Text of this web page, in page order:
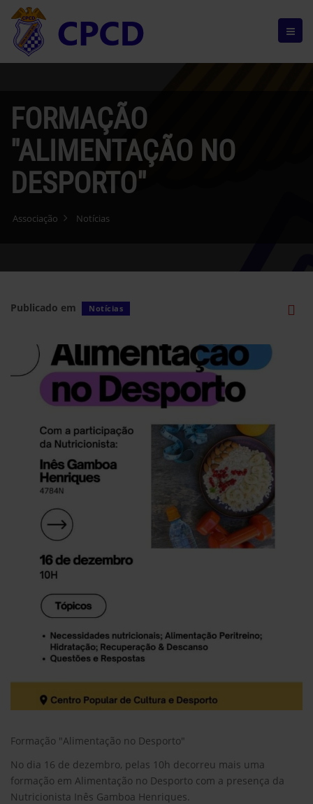
FORMAÇÃO
"ALIMENTAÇÃO NO
DESPORTO"
Associação Notícias
Publicado em Notícias
Formação "Alimentação no Desporto"
No dia 16 de dezembro, pelas 10h decorreu mais uma
formação em Alimentação no Desporto com a presença da
Nutricionista Inês Gamboa Henriques.